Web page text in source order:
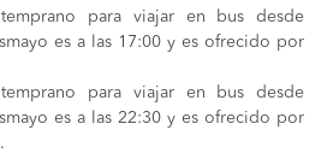
para viajar en bus desde
es a las 17:00 y es ofrecido por
para viajar en bus desde
es a las 22:30 y es ofrecido por